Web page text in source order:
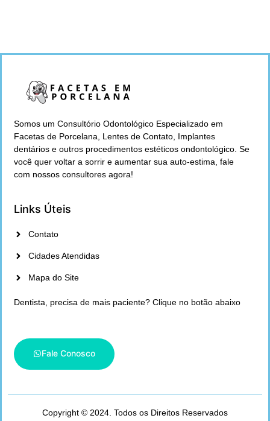
Somos um Consultório Odontológico Especializado em
Facetas de Porcelana, Lentes de Contato, Implantes
dentários e outros procedimentos estéticos ondontológico. Se
você quer voltar a sorrir e aumentar sua auto-estima, fale
com nossos consultores agora!
Links Úteis
Contato
Cidades Atendidas
Mapa do Site
Dentista, precisa de mais paciente? Clique no botão abaixo
Fale Conosco
Copyright © 2024. Todos os Direitos Reservados